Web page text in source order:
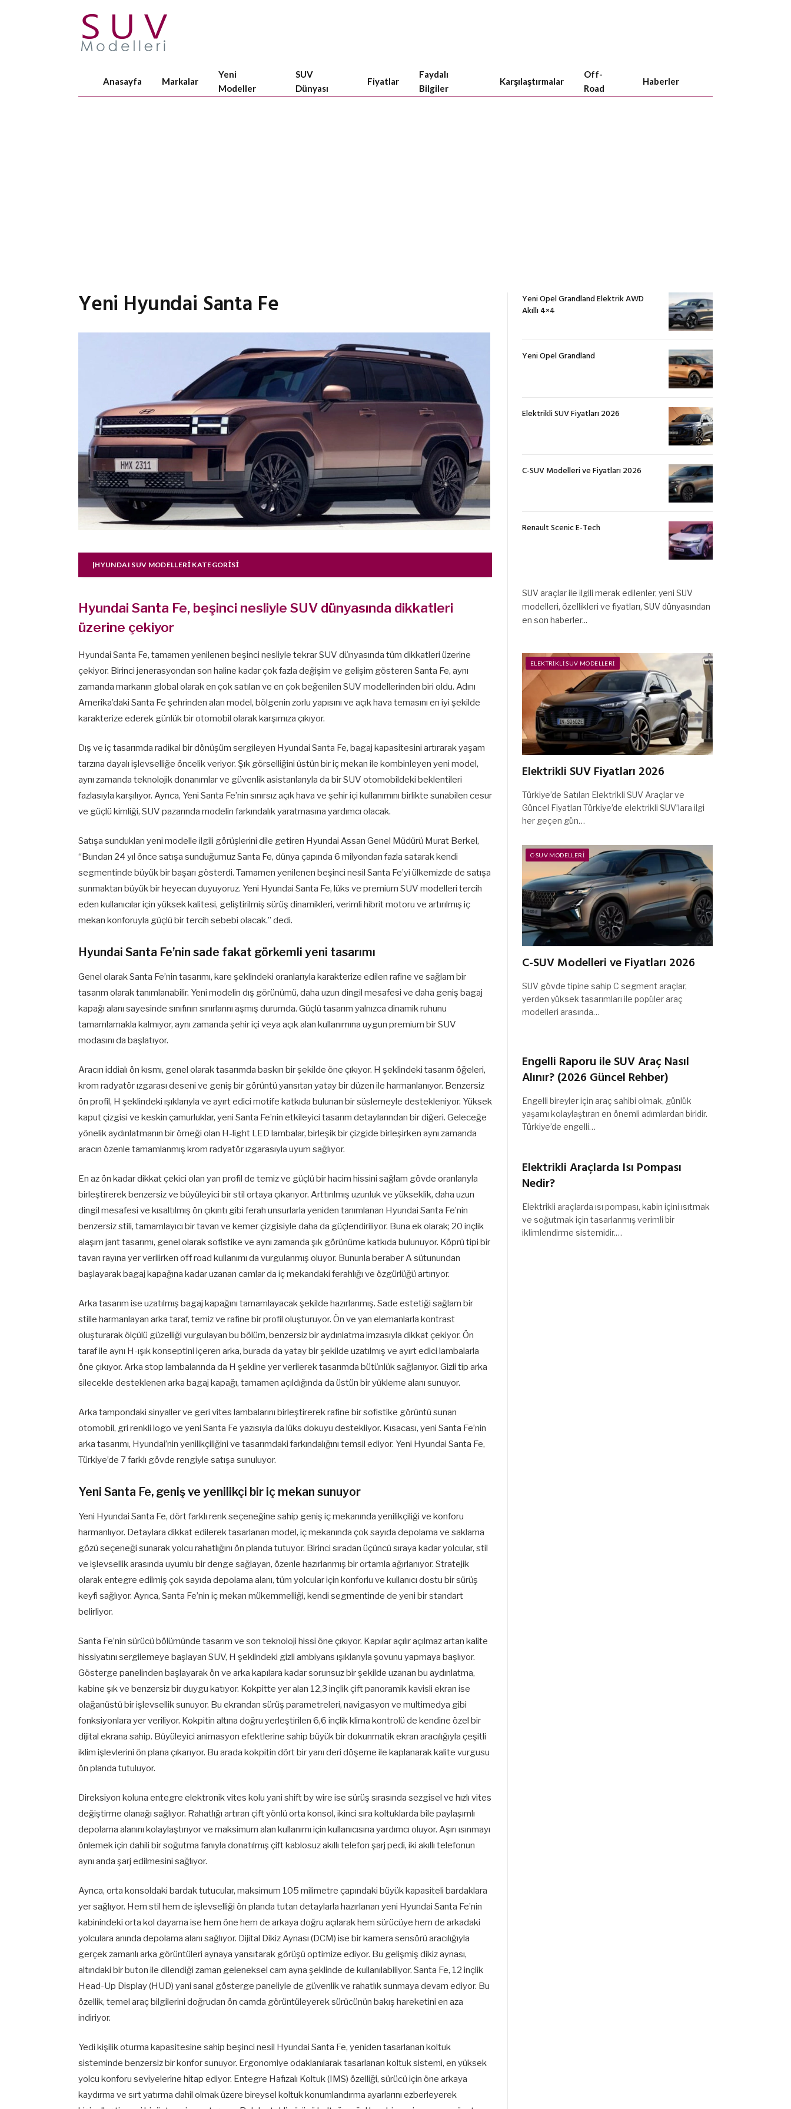
Anasayfa Markalar
Yeni
Modeller
SUV
Dünyası
Fiyatlar
Faydalı
Bilgiler
Karşılaştırmalar
Off-
Road
Haberler
Yeni Hyundai Santa Fe
|HYUNDAI SUV MODELLERI KATEGORISI
Hyundai Santa Fe, beşinci nesliyle SUV dünyasında dikkatleri
üzerine çekiyor
Hyundai Santa Fe, tamamen yenilenen beşinci nesliyle tekrar SUV dünyasında tüm dikkatleri üzerine
çekiyor. Birinci jenerasyondan son haline kadar çok fazla değişim ve gelişim gösteren Santa Fe, aynı
zamanda markanın global olarak en çok satılan ve en çok beğenilen SUV modellerinden biri oldu. Adını
Amerika’daki Santa Fe şehrinden alan model, bölgenin zorlu yapısını ve açık hava temasını en iyi şekilde
karakterize ederek günlük bir otomobil olarak karşımıza çıkıyor.
Dış ve iç tasarımda radikal bir dönüşüm sergileyen Hyundai Santa Fe, bagaj kapasitesini artırarak yaşam
tarzına dayalı işlevselliğe öncelik veriyor. Şık görselliğini üstün bir iç mekan ile kombinleyen yeni model,
aynı zamanda teknolojik donanımlar ve güvenlik asistanlarıyla da bir SUV otomobildeki beklentileri
fazlasıyla karşılıyor. Ayrıca, Yeni Santa Fe’nin sınırsız açık hava ve şehir içi kullanımını birlikte sunabilen cesur
ve güçlü kimliği, SUV pazarında modelin farkındalık yaratmasına yardımcı olacak.
Satışa sundukları yeni modelle ilgili görüşlerini dile getiren Hyundai Assan Genel Müdürü Murat Berkel,
“Bundan 24 yıl önce satışa sunduğumuz Santa Fe, dünya çapında 6 milyondan fazla satarak kendi
segmentinde büyük bir başarı gösterdi. Tamamen yenilenen beşinci nesil Santa Fe’yi ülkemizde de satışa
sunmaktan büyük bir heyecan duyuyoruz. Yeni Hyundai Santa Fe, lüks ve premium SUV modelleri tercih
eden kullanıcılar için yüksek kalitesi, geliştirilmiş sürüş dinamikleri, verimli hibrit motoru ve artırılmış iç
mekan konforuyla güçlü bir tercih sebebi olacak.” dedi.
Hyundai Santa Fe’nin sade fakat görkemli yeni tasarımı
Genel olarak Santa Fe’nin tasarımı, kare şeklindeki oranlarıyla karakterize edilen rafine ve sağlam bir
tasarım olarak tanımlanabilir. Yeni modelin dış görünümü, daha uzun dingil mesafesi ve daha geniş bagaj
kapağı alanı sayesinde sınıfının sınırlarını aşmış durumda. Güçlü tasarım yalnızca dinamik ruhunu
tamamlamakla kalmıyor, aynı zamanda şehir içi veya açık alan kullanımına uygun premium bir SUV
modasını da başlatıyor.
Aracın iddialı ön kısmı, genel olarak tasarımda baskın bir şekilde öne çıkıyor. H şeklindeki tasarım öğeleri,
krom radyatör ızgarası deseni ve geniş bir görüntü yansıtan yatay bir düzen ile harmanlanıyor. Benzersiz
ön profil, H şeklindeki ışıklarıyla ve ayırt edici motife katkıda bulunan bir süslemeyle destekleniyor. Yüksek
kaput çizgisi ve keskin çamurluklar, yeni Santa Fe’nin etkileyici tasarım detaylarından bir diğeri. Geleceğe
yönelik aydınlatmanın bir örneği olan H-light LED lambalar, birleşik bir çizgide birleşirken aynı zamanda
aracın özenle tamamlanmış krom radyatör ızgarasıyla uyum sağlıyor.
En az ön kadar dikkat çekici olan yan profil de temiz ve güçlü bir hacim hissini sağlam gövde oranlarıyla
birleştirerek benzersiz ve büyüleyici bir stil ortaya çıkarıyor. Arttırılmış uzunluk ve yükseklik, daha uzun
dingil mesafesi ve kısaltılmış ön çıkıntı gibi ferah unsurlarla yeniden tanımlanan Hyundai Santa Fe’nin
benzersiz stili, tamamlayıcı bir tavan ve kemer çizgisiyle daha da güçlendiriliyor. Buna ek olarak; 20 inçlik
alaşım jant tasarımı, genel olarak sofistike ve aynı zamanda şık görünüme katkıda bulunuyor. Köprü tipi bir
tavan rayına yer verilirken off road kullanımı da vurgulanmış oluyor. Bununla beraber A sütunundan
başlayarak bagaj kapağına kadar uzanan camlar da iç mekandaki ferahlığı ve özgürlüğü artırıyor.
Arka tasarım ise uzatılmış bagaj kapağını tamamlayacak şekilde hazırlanmış. Sade estetiği sağlam bir
stille harmanlayan arka taraf, temiz ve rafine bir profil oluşturuyor. Ön ve yan elemanlarla kontrast
oluşturarak ölçülü güzelliği vurgulayan bu bölüm, benzersiz bir aydınlatma imzasıyla dikkat çekiyor. Ön
taraf ile aynı H-ışık konseptini içeren arka, burada da yatay bir şekilde uzatılmış ve ayırt edici lambalarla
öne çıkıyor. Arka stop lambalarında da H şekline yer verilerek tasarımda bütünlük sağlanıyor. Gizli tip arka
silecekle desteklenen arka bagaj kapağı, tamamen açıldığında da üstün bir yükleme alanı sunuyor.
Arka tampondaki sinyaller ve geri vites lambalarını birleştirerek rafine bir sofistike görüntü sunan
otomobil, gri renkli logo ve yeni Santa Fe yazısıyla da lüks dokuyu destekliyor. Kısacası, yeni Santa Fe’nin
arka tasarımı, Hyundai’nin yenilikçiliğini ve tasarımdaki farkındalığını temsil ediyor. Yeni Hyundai Santa Fe,
Türkiye’de 7 farklı gövde rengiyle satışa sunuluyor.
Yeni Santa Fe, geniş ve yenilikçi bir iç mekan sunuyor
Yeni Hyundai Santa Fe, dört farklı renk seçeneğine sahip geniş iç mekanında yenilikçiliği ve konforu
harmanlıyor. Detaylara dikkat edilerek tasarlanan model, iç mekanında çok sayıda depolama ve saklama
gözü seçeneği sunarak yolcu rahatlığını ön planda tutuyor. Birinci sıradan üçüncü sıraya kadar yolcular, stil
ve işlevsellik arasında uyumlu bir denge sağlayan, özenle hazırlanmış bir ortamla ağırlanıyor. Stratejik
olarak entegre edilmiş çok sayıda depolama alanı, tüm yolcular için konforlu ve kullanıcı dostu bir sürüş
keyfi sağlıyor. Ayrıca, Santa Fe’nin iç mekan mükemmelliği, kendi segmentinde de yeni bir standart
belirliyor.
Santa Fe’nin sürücü bölümünde tasarım ve son teknoloji hissi öne çıkıyor. Kapılar açılır açılmaz artan kalite
hissiyatını sergilemeye başlayan SUV, H şeklindeki gizli ambiyans ışıklarıyla şovunu yapmaya başlıyor.
Gösterge panelinden başlayarak ön ve arka kapılara kadar sorunsuz bir şekilde uzanan bu aydınlatma,
kabine şık ve benzersiz bir duygu katıyor. Kokpitte yer alan 12,3 inçlik çift panoramik kavisli ekran ise
olağanüstü bir işlevsellik sunuyor. Bu ekrandan sürüş parametreleri, navigasyon ve multimedya gibi
fonksiyonlara yer veriliyor. Kokpitin altına doğru yerleştirilen 6,6 inçlik klima kontrolü de kendine özel bir
dijital ekrana sahip. Büyüleyici animasyon efektlerine sahip büyük bir dokunmatik ekran aracılığıyla çeşitli
iklim işlevlerini ön plana çıkarıyor. Bu arada kokpitin dört bir yanı deri döşeme ile kaplanarak kalite vurgusu
ön planda tutuluyor.
Direksiyon koluna entegre elektronik vites kolu yani shift by wire ise sürüş sırasında sezgisel ve hızlı vites
değiştirme olanağı sağlıyor. Rahatlığı artıran çift yönlü orta konsol, ikinci sıra koltuklarda bile paylaşımlı
depolama alanını kolaylaştırıyor ve maksimum alan kullanımı için kullanıcısına yardımcı oluyor. Aşırı ısınmayı
önlemek için dahili bir soğutma fanıyla donatılmış çift kablosuz akıllı telefon şarj pedi, iki akıllı telefonun
aynı anda şarj edilmesini sağlıyor.
Ayrıca, orta konsoldaki bardak tutucular, maksimum 105 milimetre çapındaki büyük kapasiteli bardaklara
yer sağlıyor. Hem stil hem de işlevselliği ön planda tutan detaylarla hazırlanan yeni Hyundai Santa Fe’nin
kabinindeki orta kol dayama ise hem öne hem de arkaya doğru açılarak hem sürücüye hem de arkadaki
yolculara anında depolama alanı sağlıyor. Dijital Dikiz Aynası (DCM) ise bir kamera sensörü aracılığıyla
gerçek zamanlı arka görüntüleri aynaya yansıtarak görüşü optimize ediyor. Bu gelişmiş dikiz aynası,
altındaki bir buton ile dilendiği zaman geleneksel cam ayna şeklinde de kullanılabiliyor. Santa Fe, 12 inçlik
Head-Up Display (HUD) yani sanal gösterge paneliyle de güvenlik ve rahatlık sunmaya devam ediyor. Bu
özellik, temel araç bilgilerini doğrudan ön camda görüntüleyerek sürücünün bakış hareketini en aza
indiriyor.
Yedi kişilik oturma kapasitesine sahip beşinci nesil Hyundai Santa Fe, yeniden tasarlanan koltuk
sisteminde benzersiz bir konfor sunuyor. Ergonomiye odaklanılarak tasarlanan koltuk sistemi, en yüksek
yolcu konforu seviyelerine hitap ediyor. Entegre Hafızalı Koltuk (IMS) özelliği, sürücü için öne arkaya
kaydırma ve sırt yatırma dahil olmak üzere bireysel koltuk konumlandırma ayarlarını ezberleyerek
Yeni Opel Grandland Elektrik AWD
Akıllı 4×4
Yeni Opel Grandland
Elektrikli SUV Fiyatları 2026
C-SUV Modelleri ve Fiyatları 2026
Renault Scenic E-Tech
SUV araçlar ile ilgili merak edilenler, yeni SUV
modelleri, özellikleri ve fiyatları, SUV dünyasından
en son haberler...
ELEKTRIKLI SUV MODELLERI
Elektrikli SUV Fiyatları 2026
Türkiye’de Satılan Elektrikli SUV Araçlar ve
Güncel Fiyatları Türkiye’de elektrikli SUV’lara ilgi
her geçen gün…
C-SUV MODELLERI
C-SUV Modelleri ve Fiyatları 2026
SUV gövde tipine sahip C segment araçlar,
yerden yüksek tasarımları ile popüler araç
modelleri arasında…
Engelli Raporu ile SUV Araç Nasıl
Alınır? (2026 Güncel Rehber)
Engelli bireyler için araç sahibi olmak, günlük
yaşamı kolaylaştıran en önemli adımlardan biridir.
Türkiye’de engelli…
Elektrikli Araçlarda Isı Pompası
Nedir?
Elektrikli araçlarda ısı pompası, kabin içini ısıtmak
ve soğutmak için tasarlanmış verimli bir
iklimlendirme sistemidir.…